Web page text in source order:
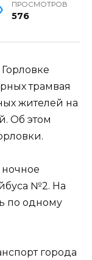
ПРОСМОТРОВ
576
трамвая
жителей на
Об этом
ночное
№2. На
по одному
города